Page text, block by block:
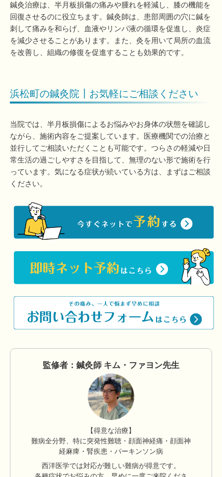
鍼灸治療は、半月板損傷の痛みや腫れを軽減し、膝の機能を
回復させるのに役立ちます。鍼灸師は、患部周囲の穴に鍼を
刺して痛みを和らげ、血液やリンパ液の循環を促進し、炎症
を減少させることがあります。また、灸を用いて局所の血流
を改善し、組織の修復を促進することも効果的です。
浜松町の鍼灸院┃お気軽にご相談ください
当院では、半月板損傷によるお悩みやお身体の状態を確認し
ながら、施術内容をご提案しています。医療機関での治療と
並行してご相談いただくことも可能です。つらさの軽減や日
常生活の過ごしやすさを目指して、無理のない形で施術を行
っています。気になる症状が続いている方は、まずはご相談
ください。
監修者：鍼灸師 キム・ファヨン先生
【得意な治療】
難病全分野、特に突発性難聴・顔面神経痛・顔面神
経麻痺・腎疾患・パーキンソン病
西洋医学では対応が難しい難病が得意です。